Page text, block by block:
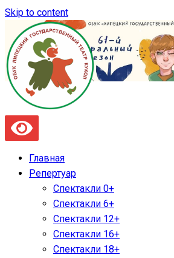
Skip to content
Главная
Репертуар
Спектакли 0+
Спектакли 6+
Спектакли 12+
Спектакли 16+
Спектакли 18+